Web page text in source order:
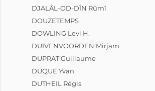
DJALÂL-OD-DÎN Rûmî
DOUZETEMPS
DOWLING Levi H.
DUIVENVOORDEN Mirjam
DUPRAT Guillaume
DUQUE Yvan
DUTHEIL Régis